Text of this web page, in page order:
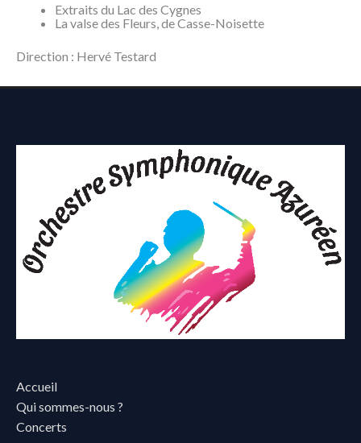
Extraits du Lac des Cygnes
La valse des Fleurs, de Casse-Noisette
Direction : Hervé Testard
Accueil
Qui sommes-nous ?
Concerts